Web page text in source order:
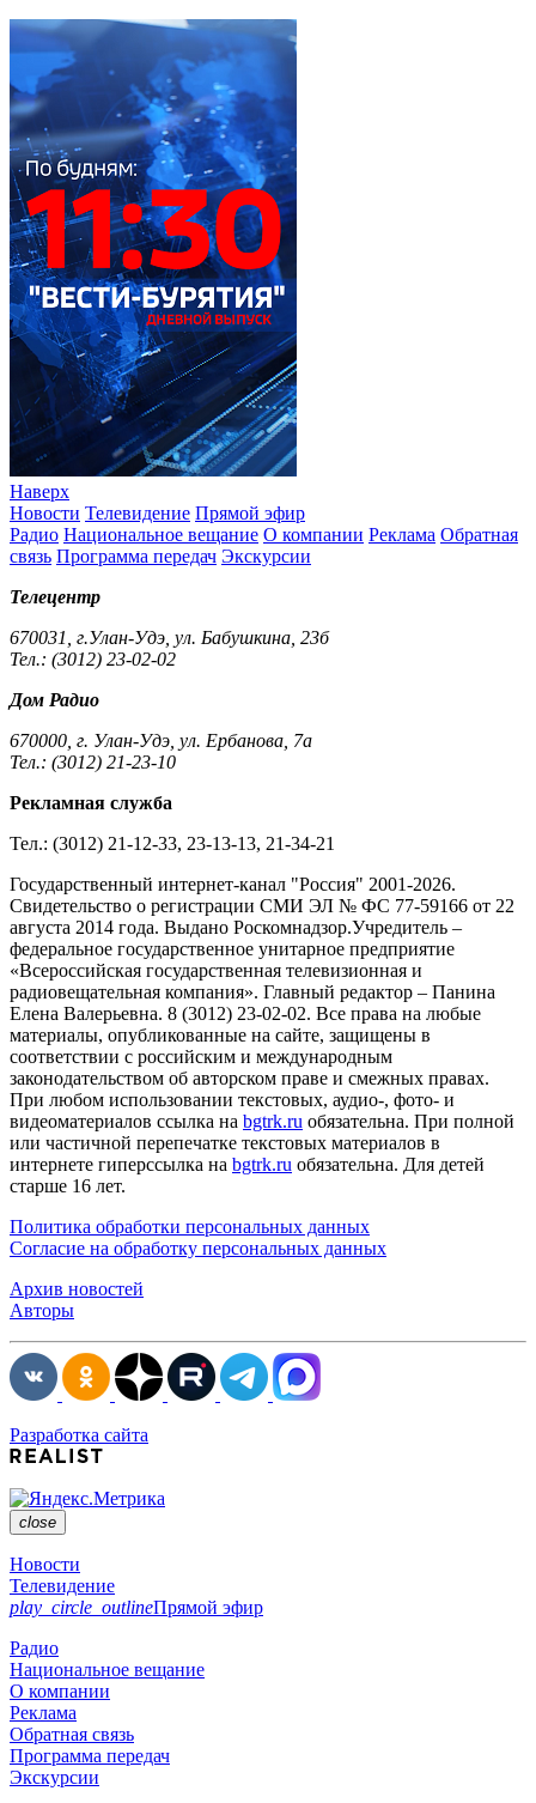
Наверх
Новости Телевидение Прямой эфир
Радио Национальное вещание О компании Реклама Обратная
связь Программа передач Экскурсии
Телецентр
670031, г.Улан-Удэ, ул. Бабушкина, 23б
Тел.: (3012) 23-02-02
Дом Радио
670000, г. Улан-Удэ, ул. Ербанова, 7а
Тел.: (3012) 21-23-10
Рекламная служба
Тел.: (3012) 21-12-33, 23-13-13, 21-34-21
Государственный интернет-канал "Россия" 2001-2026.
Cвидетельство о регистрации СМИ ЭЛ № ФС 77-59166 от 22
августа 2014 года. Выдано Роскомнадзор.Учредитель –
федеральное государственное унитарное предприятие
«Всероссийская государственная телевизионная и
радиовещательная компания». Главный редактор – Панина
Елена Валерьевна. 8 (3012) 23-02-02. Все права на любые
материалы, опубликованные на сайте, защищены в
соответствии с российским и международным
законодательством об авторском праве и смежных правах.
При любом использовании текстовых, аудио-, фото- и
видеоматериалов ссылка на bgtrk.ru обязательна. При полной
или частичной перепечатке текстовых материалов в
интернете гиперссылка на bgtrk.ru обязательна. Для детей
старше 16 лет.
Политика обработки персональных данных
Согласие на обработку персональных данных
Архив новостей
Авторы
Разработка сайта
close
Новости
Телевидение
play_circle_outlineПрямой эфир
Радио
Национальное вещание
О компании
Реклама
Обратная связь
Программа передач
Экскурсии